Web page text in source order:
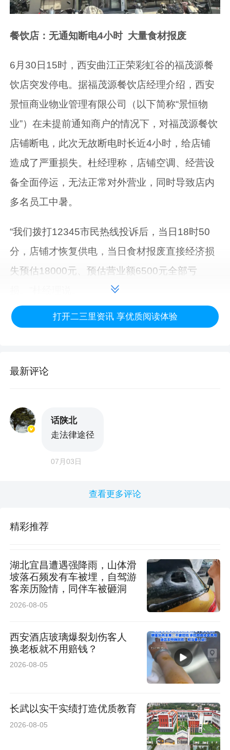
餐饮店：无通知断电4小时 大量食材报废
6月30日15时，西安曲江正荣彩虹谷的福茂源餐
饮店突发停电。据福茂源餐饮店经理介绍，西安
景恒商业物业管理有限公司（以下简称“景恒物
业”）在未提前通知商户的情况下，对福茂源餐饮
店铺断电，此次无故断电时长近4小时，给店铺
造成了严重损失。杜经理称，店铺空调、经营设
备全面停运，无法正常对外营业，同时导致店内
多名员工中暑。
“我们拨打12345市民热线投诉后，当日18时50
分，店铺才恢复供电，当日食材报废直接经济损
失预估18000元、预估营业额6500元全部亏
华商报记者联系到景恒物业主管李先生，对于断
物业：双方存在物业费标准争议，拖欠一个月物
对于停电原因，商铺认为是物业故意所为。福茂
源餐饮店杜经理介绍，店铺于2021年与景恒物业
签订物业服务相关协议。根据合同约定，店铺需
运营保障服务费15元/㎡/月。餐饮店认为高于同
费问题协商未果。后物业擅自断电，给店铺造成
对此物业主管李先生回复，收费标准根据商铺品
牌、业态配比、租金水平差异化设定，商业物业
5月20日以来，福茂源餐饮店商户未缴纳物业
费，若商户持续拒缴，物业也将通过法律途径追
律师：法律明确禁止物业以断电方式催缴物业费
关于此事，记者采访了陕西恒达律师事务所高级
打开二三里资讯 享优质阅读体验
最新评论
话陕北
走法律途径
07月03日
查看更多评论
精彩推荐
湖北宜昌遭遇强降雨，山体滑
坡落石频发有车被埋，自驾游
客亲历险情，同伴车被砸洞
2026-08-05
西安酒店玻璃爆裂划伤客人
换老板就不用赔钱？
2026-08-05
长武以实干实绩打造优质教育
2026-08-05